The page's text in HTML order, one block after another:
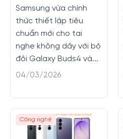
màu mới, tính năng
mới
Samsung vừa chính
thức thiết lập tiêu
chuẩn mới cho tai
nghe không dây với bộ
đôi Galaxy Buds4 và...
04/03/2026
Công nghệ